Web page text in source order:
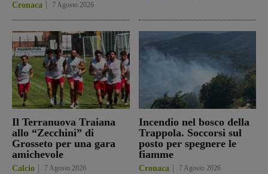
Cronaca 7 Agosto 2026
Il Terranuova Traiana
allo “Zecchini” di
Grosseto per una gara
amichevole
Calcio 7 Agosto 2026
Incendio nel bosco della
Trappola. Soccorsi sul
posto per spegnere le
fiamme
Cronaca 7 Agosto 2026